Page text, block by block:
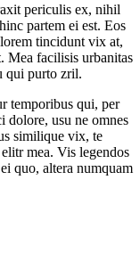
periculis ex, nihil
partem ei est. Eos
tincidunt vix at,
Mea facilisis urbanitas
qui purto zril.
temporibus qui, per
dolore, usu ne omnes
similique vix, te
mea. Vis legendos
quo, altera numquam